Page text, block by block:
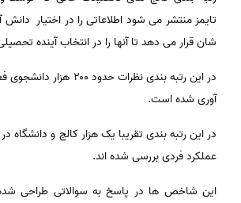
تایمز منتشر می شود اطلاعاتی را در اختیار دانش
شان قرار می دهد تا آنها را در انتخاب آینده
در این رتبه بندی نظرات
آوری شده است.
عملکرد فردی بررسی شده اند.
این شاخص ها در پاسخ به سوالاتی طراحی